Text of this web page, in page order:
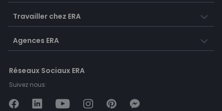
Travailler chez ERA
Agences ERA
Réseaux Sociaux ERA
Suivez nous: